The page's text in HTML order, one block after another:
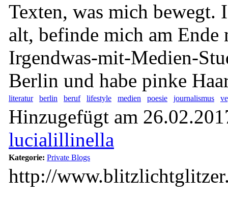
Texten, was mich bewegt.
alt, befinde mich am Ende
Irgendwas-mit-Medien-
Berlin und habe pinke
literatur berlin beruf lifestyle medien poesie journalismus
Hinzugefügt am
lucialillinella
Kategorie: Private Blogs
http://